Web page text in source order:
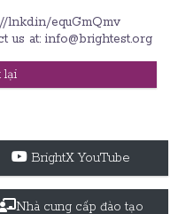
lnkd.in/equGmQmv
us at: info@brightest.org
lại
BrightX YouTube
Nhà cung cấp đào tạo